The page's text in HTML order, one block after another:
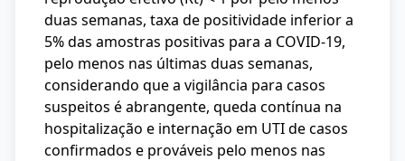
duas semanas, taxa de positividade inferior a
5% das amostras positivas para a COVID-19,
pelo menos nas últimas duas semanas,
considerando que a vigilância para casos
suspeitos é abrangente, queda contínua na
hospitalização e internação em UTI de casos
confirmados e prováveis pelo menos nas